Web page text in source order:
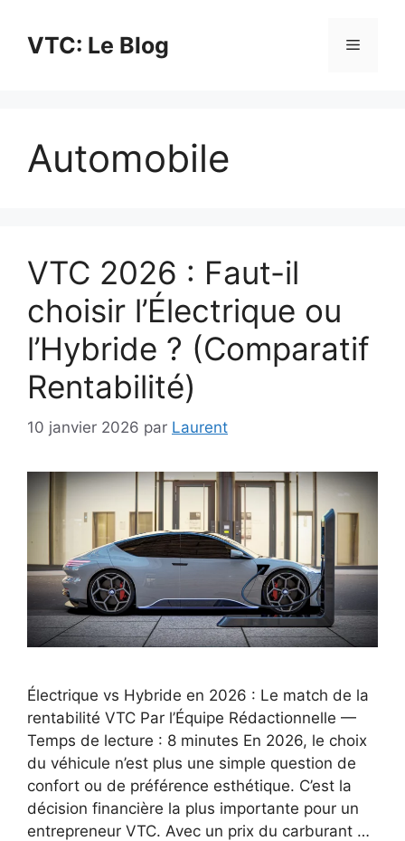
contenuVTC: Le Blog Menu
Automobile
VTC 2026 : Faut-il
choisir l’Électrique ou
l’Hybride ? (Comparatif
Rentabilité)
10 janvier 2026 par Laurent
Électrique vs Hybride en 2026 : Le match de la
rentabilité VTC Par l’Équipe Rédactionnelle —
Temps de lecture : 8 minutes En 2026, le choix
du véhicule n’est plus une simple question de
confort ou de préférence esthétique. C’est la
décision financière la plus importante pour un
entrepreneur VTC. Avec un prix du carburant …